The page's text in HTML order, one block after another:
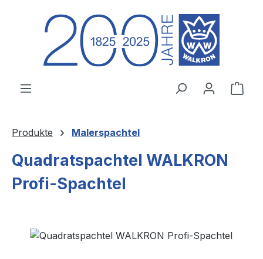
Zum Hauptinhalt springen
Produkte Malerspachtel
Quadratspachtel WALKRON
Profi-Spachtel
Bildergalerie überspringen